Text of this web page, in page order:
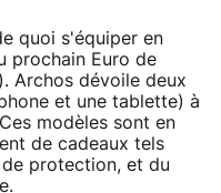
quoi s'équiper en
prochain Euro de
Archos dévoile deux
et une tablette) à
modèles sont en
de cadeaux tels
protection, et du